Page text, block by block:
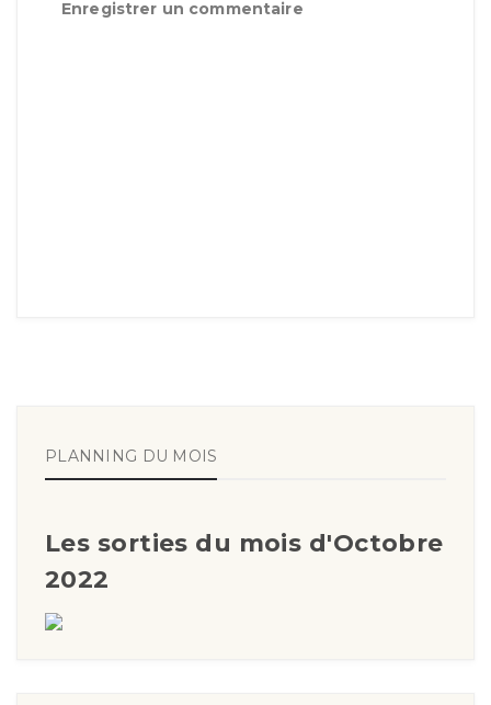
Enregistrer un commentaire
PLANNING DU MOIS
Les sorties du mois d'Octobre
2022